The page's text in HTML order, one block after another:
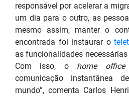
responsável por acelerar a
um dia para o outro, as
mesmo assim, manter o
encontrada foi instaurar o
as funcionalidades
Com isso, o home office
comunicação instantânea
mundo”, comenta Carlos